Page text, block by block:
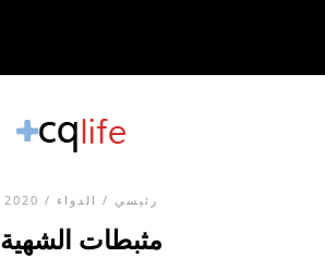
رئيسي / الدواء / 2020
مثبطات الشهية